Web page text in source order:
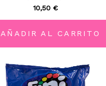
Valorado
0
5
10,50 €
AÑADIR AL CARRITO